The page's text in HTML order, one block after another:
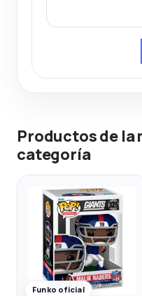
Productos de la
categoría
Funko oficial